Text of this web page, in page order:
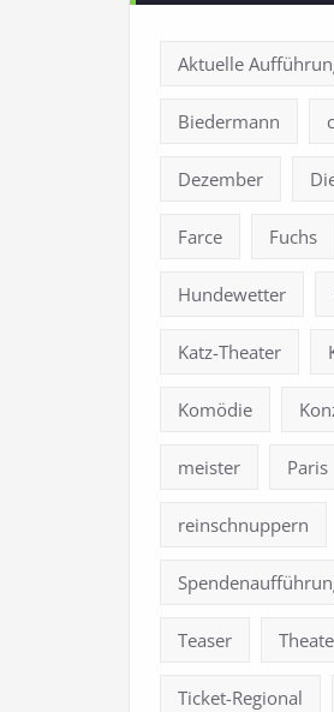
Aktuelle
Biedermann
Dezember
Farce Fuchs
Hundewetter
Katz-Theater
Komödie
meister Paris
reinschnuppern
Teaser
Ticket-Regional